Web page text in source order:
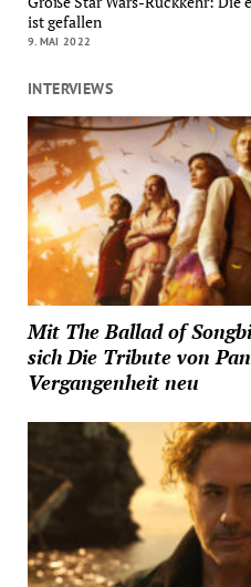
ist gefallen
9. MAI 2022
INTERVIEWS
Mit The Ballad of
sich Die Tribute von
Vergangenheit neu